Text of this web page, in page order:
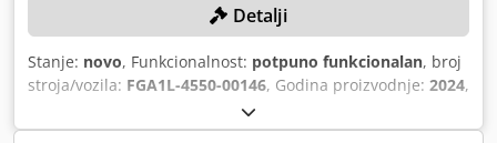
Detalji
Stanje: novo, Funkcionalnost: potpuno funkcionalan, broj
stroja/vozila: FGA1L-4550-00146, Godina proizvodnje: 2024,
, visina podizanja:
dizanje:1.475 mm, vrsta goriva:plin, duljina vilica:1.200